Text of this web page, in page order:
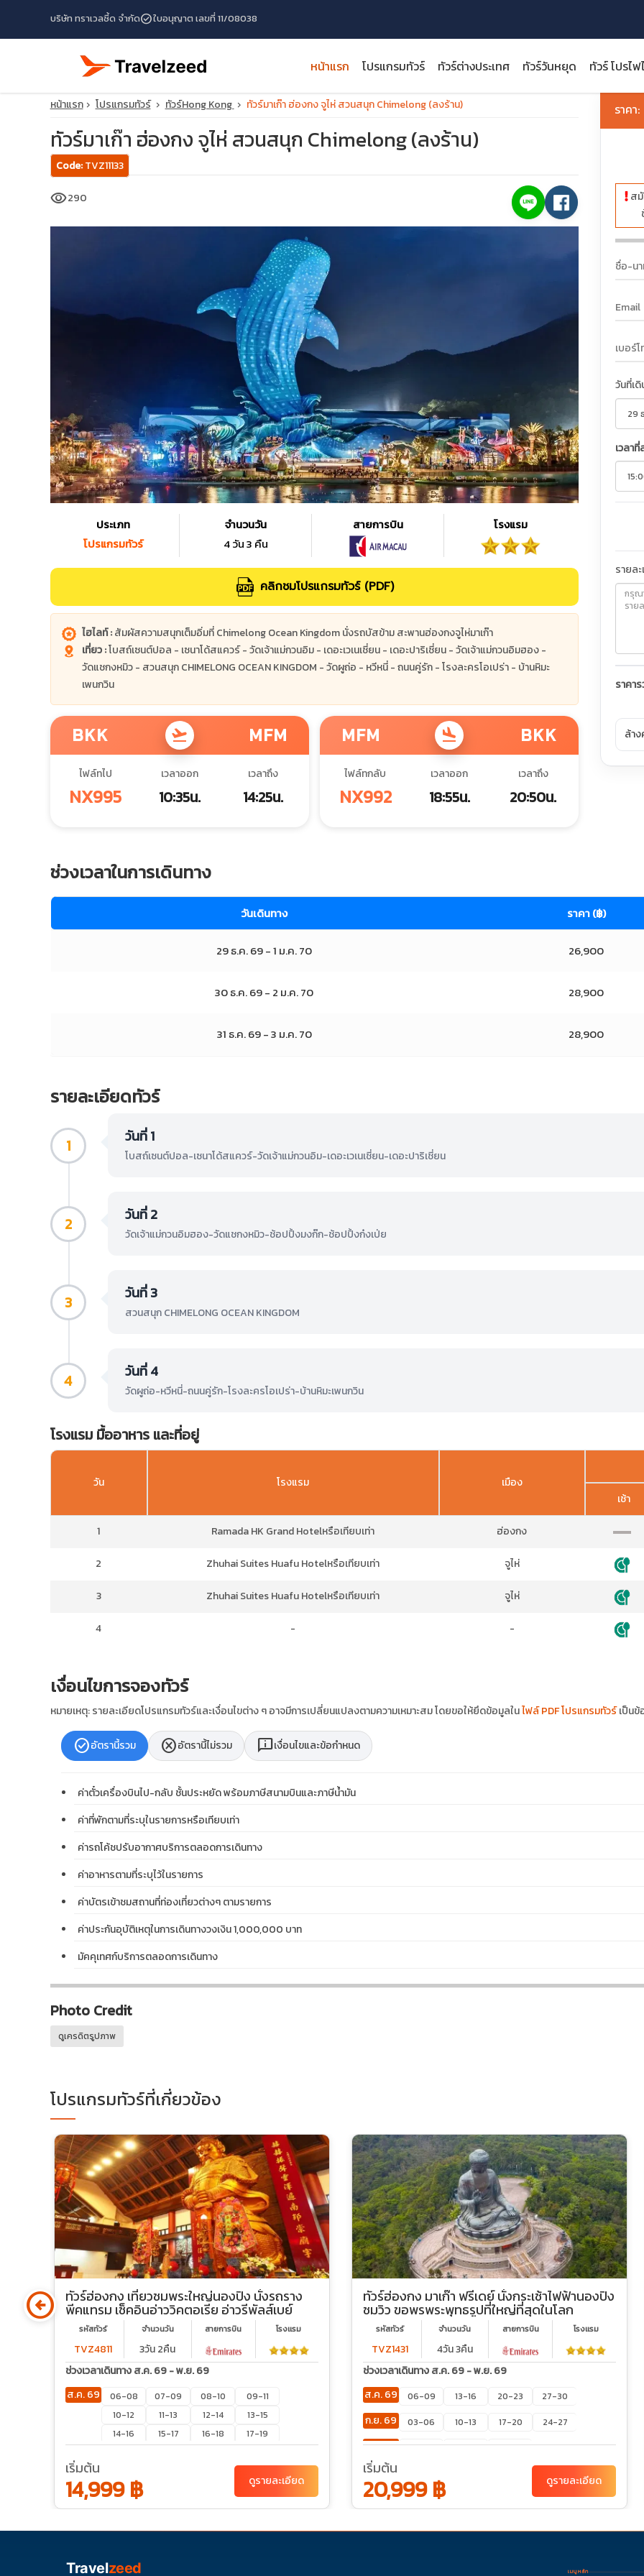
บริษัท ทราเวลซี้ด จำกัดcheck_circleใบอนุญาต เลขที่ 11/08038
หน้าแรก โปรแกรมทัวร์ ทัวร์ต่างประเทศ ทัวร์วันหยุด ทัวร์ โปรไ
หน้าแรก โปรแกรมทัวร์ ทัวร์Hong Kong ทัวร์มาเก๊า ฮ่องกง จูไห่ สวนสนุก Chimelong (ลงร้าน)
ทัวร์มาเก๊า ฮ่องกง จูไห่ สวนสนุก Chimelong (ลงร้าน)
Code:TVZ11133
visibility290
ประเภท
โปรแกรมทัวร์
จำนวนวัน
4 วัน 3 คืน
สายการบิน โรงแรม
คลิกชมโปรแกรมทัวร์ (PDF)
ไฮไลท์ :สัมผัสความสนุกเต็มอิ่มที่ Chimelong Ocean Kingdom นั่งรถบัสข้าม สะพานฮ่องกงจูไห่มาเก๊า
เที่ยว :โบสถ์เซนต์ปอล - เซนาโด้สแควร์ - วัดเจ้าแม่กวนอิม - เดอะเวเนเชี่ยน - เดอะปาริเชี่ยน - วัดเจ้าแม่กวนอิมฮอง -
วัดแชกงหมิว - สวนสนุก CHIMELONG OCEAN KINGDOM - วัดผูถ่อ - หวีหนี่ - ถนนคู่รัก - โรงละครโอเปร่า - บ้านหิมะ
เพนกวิน
BKK flight_takeoff MFM
ไฟล์ทไป
NX995
เวลาออก
10:35น.
เวลาถึง
14:25น.
MFM flight_land BKK
ไฟล์ทกลับ
NX992
เวลาออก
18:55น.
เวลาถึง
20:50น.
ราคา:
ส
วันที่เ
เวลา
รายล
ราคา
ล้าง
ช่วงเวลาในการเดินทาง
วันเดินทาง ราคา (฿)
29 ธ.ค. 69 - 1 ม.ค. 70 26,900
30 ธ.ค. 69 - 2 ม.ค. 70 28,900
31 ธ.ค. 69 - 3 ม.ค. 70 28,900
รายละเอียดทัวร์
1 วันที่ 1
โบสถ์เซนต์ปอล-เซนาโด้สแควร์-วัดเจ้าแม่กวนอิม-เดอะเวเนเชี่ยน-เดอะปาริเชี่ยน
2 วันที่ 2
วัดเจ้าแม่กวนอิมฮอง-วัดแชกงหมิว-ช้อปปิ้งมงก๊ก-ช้อปปิ้งก๋งเป่ย
3 วันที่ 3
สวนสนุก CHIMELONG OCEAN KINGDOM
4 วันที่ 4
วัดผูถ่อ-หวีหนี่-ถนนคู่รัก-โรงละครโอเปร่า-บ้านหิมะเพนกวิน
โรงแรม มื้ออาหาร และที่อยู่
วัน โรงแรม เมือง
เช้า
1 Ramada HK Grand Hotelหรือเทียบเท่า ฮ่องกง
2 Zhuhai Suites Huafu Hotelหรือเทียบเท่า จูไห่
3 Zhuhai Suites Huafu Hotelหรือเทียบเท่า จูไห่
4 - -
เงื่อนไขการจองทัวร์
หมายเหตุ: รายละเอียดโปรแกรมทัวร์และเงื่อนไขต่าง ๆ อาจมีการเปลี่ยนแปลงตามความเหมาะสม โดยขอให้ยึดข้อมูลในไฟล์ PDF โปรแกรมทัวร์เป็นข้
check_circleอัตรานี้รวม cancelอัตรานี้ไม่รวม chat_infoเงื่อนไขและข้อกำหนด
ค่าตั๋วเครื่องบินไป-กลับ ชั้นประหยัด พร้อมภาษีสนามบินและภาษีน้ำมัน
ค่าที่พักตามที่ระบุในรายการหรือเทียบเท่า
ค่ารถโค้ชปรับอากาศบริการตลอดการเดินทาง
ค่าอาหารตามที่ระบุไว้ในรายการ
ค่าบัตรเข้าชมสถานที่ท่องเที่ยวต่างๆ ตามรายการ
ค่าประกันอุบัติเหตุในการเดินทางวงเงิน 1,000,000 บาท
มัคคุเทศก์บริการตลอดการเดินทาง
Photo Credit
ดูเครดิตรูปภาพ
โปรแกรมทัวร์ที่เกี่ยวข้อง
ทัวร์ฮ่องกง เที่ยวชมพระใหญ่นองปิง นั่งรถราง
พีคแทรม เช็คอินอ่าววิคตอเรีย อ่าวรีพัลส์เบย์
รหัสทัวร์
TVZ4811
จำนวนวัน
3วัน 2คืน
สายการบิน โรงเเรม
ช่วงเวลาเดินทาง ส.ค. 69 - พ.ย. 69
ส.ค. 69
06-08 07-09 08-10
09-11
10-12
11-13 12-14
13-15
14-16
15-17 16-18
17-19
30-01
ก.ย. 69
07-09
10-12 11-13
12-14
19-21
เริ่มต้น
14,999 ฿ ดูรายละเอียด
ทัวร์ฮ่องกง มาเก๊า ฟรีเดย์ นั่งกระเช้าไฟฟ้านองปิง
ชมวิว ขอพรพระพุทธรูปที่ใหญ่ที่สุดในโลก
รหัสทัวร์
TVZ1431
จำนวนวัน
4วัน 3คืน
สายการบิน โรงเเรม
ช่วงเวลาเดินทาง ส.ค. 69 - พ.ย. 69
ส.ค. 69
06-09 13-16 20-23 27-30
ก.ย. 69 03-06 10-13 17-20 24-27
ต.ค. 69 01-04 15-18 29-01
เริ่มต้น
20,999 ฿ ดูรายละเอียด
arrow_circle_left
Travelzeed เมนูหลัก